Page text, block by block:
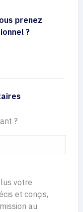
prenez
?
?
votre
et conçis,
au